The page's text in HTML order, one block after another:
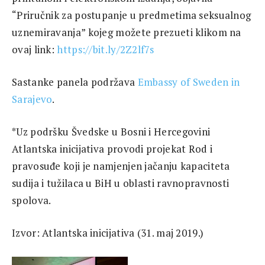
“Priručnik za postupanje u predmetima seksualnog
uznemiravanja” kojeg možete prezueti klikom na
ovaj link: https://bit.ly/2Z2lf7s
Sastanke panela podržava Embassy of Sweden in
Sarajevo.
*Uz podršku Švedske u Bosni i Hercegovini
Atlantska inicijativa provodi projekat Rod i
pravosuđe koji je namjenjen jačanju kapaciteta
sudija i tužilaca u BiH u oblasti ravnopravnosti
spolova.
Izvor: Atlantska inicijativa (31. maj 2019.)